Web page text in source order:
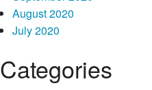
August 2020
July 2020
Categories